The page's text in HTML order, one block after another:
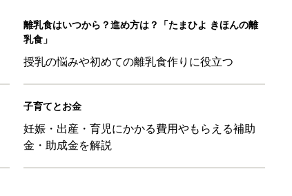
離乳食はいつから？進め方は？「たまひよ きほんの離
乳食」
授乳の悩みや初めての離乳食作りに役立つ
子育てとお金
妊娠・出産・育児にかかる費用やもらえる補助
金・助成金を解説